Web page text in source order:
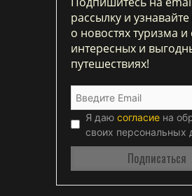
рассылку и
о новостях туризма и
интересных и
путешествиях!
Я даю согласие на
своих персональных